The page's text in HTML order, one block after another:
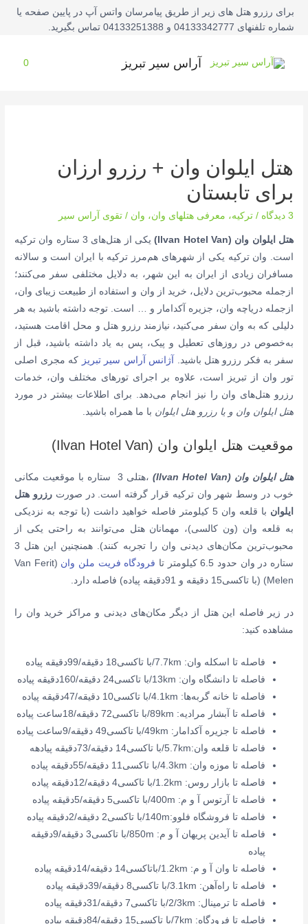
برای رزرو هتل های زیر از طریق پیامرسان واتس آپ در پایین صفحه یا
شماره تلفنهای 04133342777 و 04133251388 تماس بگیرید.
آراس سیر تبریز 0
هتل ایلوان وان + رزرو ارزان
برای تابستان
3 دیدگاه /ترکیه، معرفی هتلهای وان، وان /تقوی آراس سیر
هتل ایلوان وان (Ilvan Hotel Van)
یکی از هتل‌های 3 ستاره وان ترکیه
است. وان ترکیه یکی از شهر‌های هم‌مرز ترکیه با ایران است و سالانه
مسافران زیادی از ایران به این شهر، به دلایل مختلفی سفر می‌کنند؛
ازجمله محبوب‌ترین دلایل، خرید از وان و استفاده از طبیعت زیبای وان،
ازجمله دریاچه وان، جزیره آکدامار و … است. توجه داشته باشید به هر
دلیلی که به وان سفر می‌کنید، نیازمند رزرو هتل و محل اقامت هستید،
به‌خصوص در روزهای تعطیل و پیک، پس به یاد داشته باشید، قبل از
سفر به فکر رزرو هتل باشید. آژانس آراس سیر تبریز که مجری اصلی
تور وان از تبریز است، علاوه بر اجرای تور‌های مختلف وان، خدمات
رزرو هتل‌های وان را نیز انجام می‌دهد. برای اطلاعات بیشتر در مورد
هتل ایلوان وان و یا رزرو هتل ایلوان با ما همراه باشید.
موقعیت هتل ایلوان وان (Ilvan Hotel Van)
هتل ایلوان وان (Ilvan Hotel Van)
،هتلی 3 ستاره با موقعیت مکانی
خوب در وسط شهر وان ترکیه قرار گرفته است. در صورترزرو هتل
ایلوان با قلعه وان 5 کیلومتر فاصله خواهید داشت (
با توجه به نزدیکی
به قلعه وان (ون کالسی)، مهمانان هتل می‌توانند به راحتی یکی از
محبوب‌ترین مکان‌های دیدنی وان را تجربه کنند
). همنچنین این هتل 3
ستاره در وان حدود 6.5 کیلومتر تا
فرودگاه فریت ملن وان
(Van Ferit
Melen) (با تاکسی15 دقیقه و 91دقیقه پیاده) فاصله دارد.
در زیر فاصله این هتل از دیگر مکان‌های دیدنی و مراکز خرید وان را
مشاهده کنید:
فاصله تا اسکله وان: 7.7km/با تاکسی18 دقیقه/99دقیقه پیاده
فاصله تا دانشگاه وان: 13km/با تاکسی24 دقیقه/160دقیقه پیاده
فاصله تا خانه گربه‌ها: 4.1km/با تاکسی10 دقیقه/47دقیقه پیاده
فاصله تا آبشار مرادیه: 89km/با تاکسی72 دقیقه/18ساعت پیاده
فاصله تا جزیره آکدامار: 49km/با تاکسی49 دقیقه/9ساعت پیاده
فاصله تا قلعه وان:5.7km/با تاکسی14 دقیقه/73دقیقه پیادهه
فاصله تا موزه وان: 4.3km/با تاکسی11 دقیقه/55دقیقه پیاده
فاصله تا بازار روس: 1.2km/با تاکسی4 دقیقه/12دقیقه پیاده
فاصله تا آرتوس آ و م: 400m/با تاکسی5 دقیقه/5دقیقه پیاده
فاصله تا فروشگاه فلوو:140m/با تاکسی2 دقیقه/2دقیقه پیاده
فاصله تا آیدین پریهان آ و م: 850m/با تاکسی3 دقیقه/9دقیقه
پیاده
فاصله تا وان آ و م: 1.2km/باتاکسی14 دقیقه/14دقیقه پیاده
فاصله تا راه‌آهن: 3.1km/با تاکسی8 دقیقه/39دقیقه پیاده
فاصله تا ترمینال: 2/3km/با تاکسی7 دقیقه/31دقیقه پیاده
فاصله تا فرودگاه: 7km/با تاکسی15 دقیقه/84دقیقه پیاده